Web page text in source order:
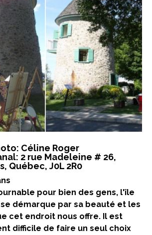
Céline Roger
2 rue Madeleine # 26,
Québec, J0L 2R0
pour bien des gens, l'île
démarque par sa beauté et les
cet endroit nous offre. Il est
difficile de faire un seul choix